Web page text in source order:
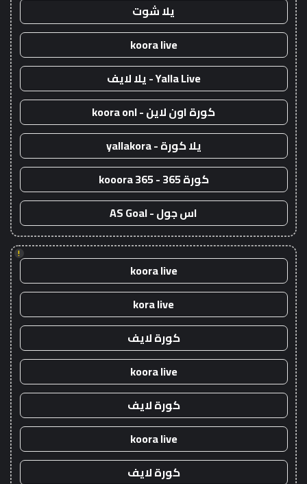
يلا شوت
koora live
Yalla Live - يلا لايف
كورة اون لاين - koora onl
يلا كورة - yallakora
كورة 365 - kooora 365
اس جول - AS Goal
!
koora live
kora live
كورة لايف
koora live
كورة لايف
koora live
كورة لايف